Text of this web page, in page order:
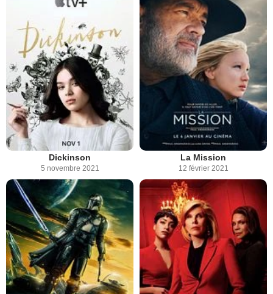
Dickinson
5 novembre 2021
La Mission
12 février 2021